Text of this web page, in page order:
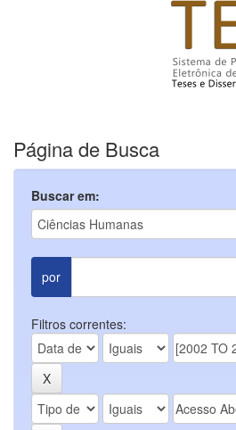
Página de Busca
Buscar em:
por
Filtros correntes: